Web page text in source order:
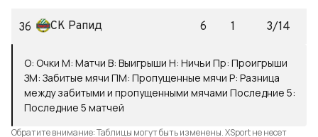
36 СК Рапид 6 1 3/14
О: Очки М: Матчи В: Выигрыши Н: Ничьи Пр: Проигрыши
ЗМ: Забитые мячи ПМ: Пропущенные мячи Р: Разница
между забитыми и пропущенными мячами Последние 5:
Последние 5 матчей
Обратите внимание: Таблицы могут быть изменены. XSport не несет